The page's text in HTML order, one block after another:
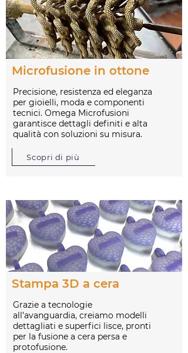
Microfusione in ottone
Precisione, resistenza ed eleganza
per gioielli, moda e componenti
tecnici. Omega Microfusioni
garantisce dettagli definiti e alta
qualità con soluzioni su misura.
Scopri di più
Stampa 3D a cera
Grazie a tecnologie
all’avanguardia, creiamo modelli
dettagliati e superfici lisce, pronti
per la fusione a cera persa e
protofusione.